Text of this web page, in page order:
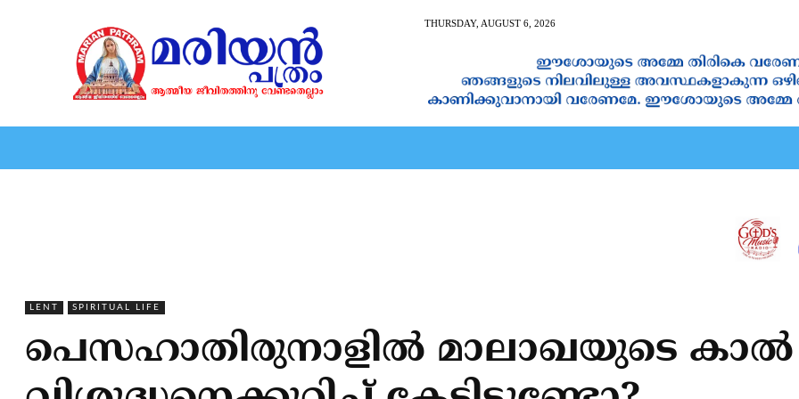
THURSDAY, AUGUST 6, 2026
LENT SPIRITUAL LIFE
പെസഹാതിരുനാളില്‍ മാലാഖയുടെ